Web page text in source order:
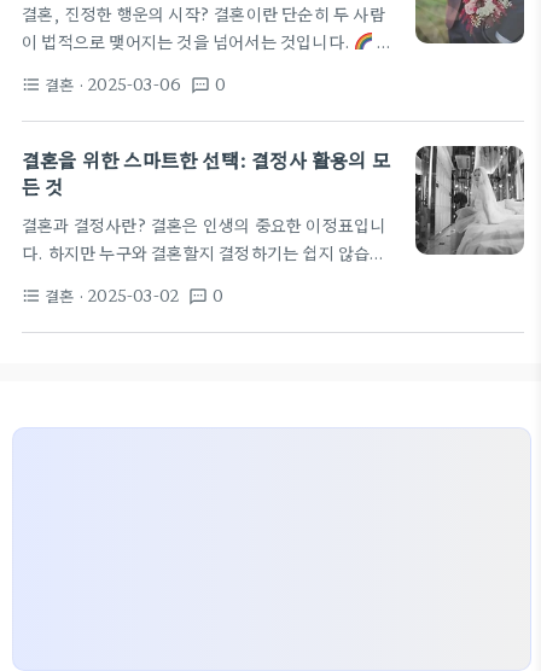
직 비중이 높은 매칭이면 접근성과 파킹, 식음 품질이
우선이고, 시니어 재혼 비율이 높은 경우는 낮 시간대
와 주차, 계단 없는 동선이 중요해진다. 이런 관찰이
결혼, 진정한 행운의 시작? 결혼이란 단순히 두 사람
이 법적으로 맺어지는 것을 넘어서는 것입니다.
축
로 인기를 끌고 있습니다. 특히 요즘에는 결혼 정보 업
체들이 제공하는 다양한 서비스 덕분에 맞춤형 결혼을
꿈꾸는 사람들이 많아졌어요. 그렇다면 요즘 결혼은
어떤 모습일까요? 결정사와 결혼의 변화 결정사는 현
러한 결정사는 단순히 결혼 상대를 찾는 것을 넘어서,
개인의 가치를 이해하고 그에 맞는 짝을 찾아주는 곳
입니다.
예를 들어, 인천결혼정보에서 제공하는 맞
format_list_bulleted 결혼 · 2025-03-06 textsms 0
결혼을 위한 스마트한 선택: 결정사 활용의 모
든 것
결혼과 결정사란? 결혼은 인생의 중요한 이정표입니
다. 하지만 누구와 결혼할지 결정하기는 쉽지 않습니
사입니다.
위기 속에서도 더 많은 사람들이 행복한
결혼을 꿈꾸고 있습니다.
결정사의 혜택 결정사는
format_list_bulleted 결혼 · 2025-03-02 textsms 0